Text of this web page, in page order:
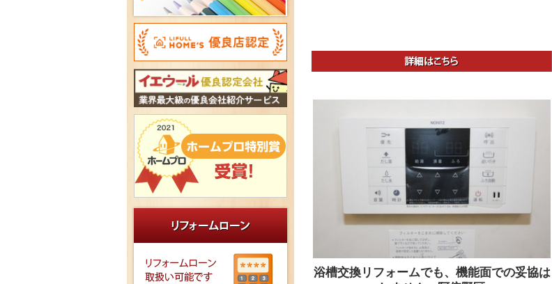
浴槽交換リフォームでも、機能面での妥協は